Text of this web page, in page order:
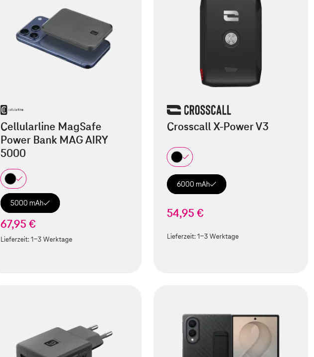
Cellularline MagSafe
Power Bank MAG AIRY
5000
5000 mAh
67,95 €
Lieferzeit:1-3 Werktage
Crosscall X-Power V3
6000 mAh
54,95 €
Lieferzeit:1-3 Werktage